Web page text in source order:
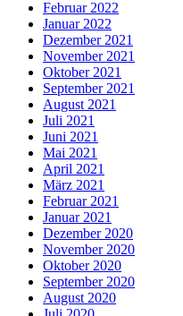
Februar 2022
Januar 2022
Dezember 2021
November 2021
Oktober 2021
September 2021
August 2021
Juli 2021
Juni 2021
Mai 2021
April 2021
März 2021
Februar 2021
Januar 2021
Dezember 2020
November 2020
Oktober 2020
September 2020
August 2020